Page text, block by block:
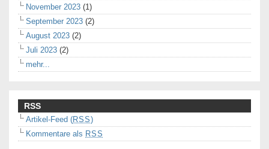
November 2023 (1)
September 2023 (2)
August 2023 (2)
Juli 2023 (2)
mehr...
RSS
Artikel-Feed (RSS)
Kommentare als RSS